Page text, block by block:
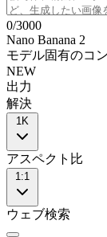
0/3000
Nano Banana 2
モデル固有のコ
NEW
出力
解決
1K
アスペクト比
1:1
ウェブ検索